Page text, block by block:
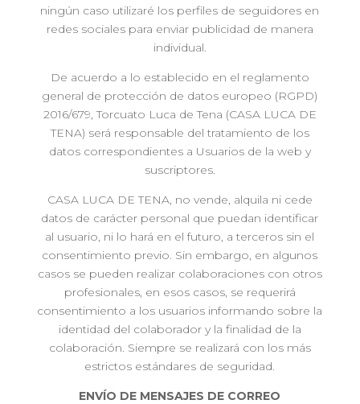
ningún caso utilizaré los perfiles de seguidores en
redes sociales para enviar publicidad de manera
individual.
De acuerdo a lo establecido en el reglamento
general de protección de datos europeo (RGPD)
2016/679, Torcuato Luca de Tena (CASA LUCA DE
TENA) será responsable del tratamiento de los
datos correspondientes a Usuarios de la web y
suscriptores.
CASA LUCA DE TENA, no vende, alquila ni cede
datos de carácter personal que puedan identificar
al usuario, ni lo hará en el futuro, a terceros sin el
consentimiento previo. Sin embargo, en algunos
casos se pueden realizar colaboraciones con otros
profesionales, en esos casos, se requerirá
consentimiento a los usuarios informando sobre la
identidad del colaborador y la finalidad de la
colaboración. Siempre se realizará con los más
estrictos estándares de seguridad.
ENVÍO DE MENSAJES DE CORREO